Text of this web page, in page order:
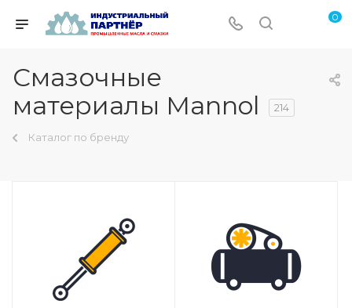
0
Смазочные
материалы Mannol
214
Каталог по бренду